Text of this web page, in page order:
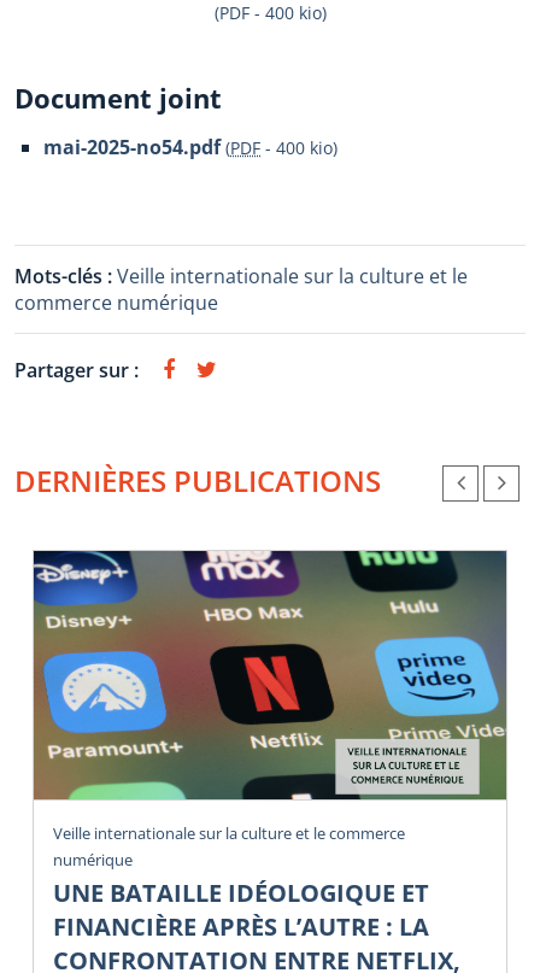
(PDF - 400 kio)
Document joint
mai-2025-no54.pdf (PDF - 400 kio)
Mots-clés :Veille internationale sur la culture et le
commerce numérique
Partager sur :
DERNIÈRES PUBLICATIONS
Veille internationale sur la culture et le commerce
numérique
UNE BATAILLE IDÉOLOGIQUE ET
FINANCIÈRE APRÈS L’AUTRE : LA
CONFRONTATION ENTRE NETFLIX,